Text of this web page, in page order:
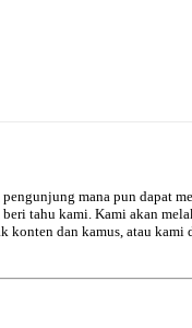
mana pun dapat
tahu kami. Kami akan
dan kamus, atau kami